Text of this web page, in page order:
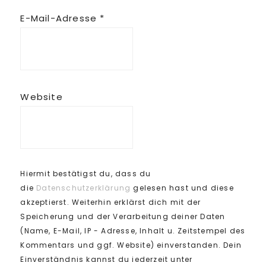
E-Mail-Adresse *
Website
Hiermit bestätigst du, dass du
die Datenschutzerklärung gelesen hast und diese
akzeptierst. Weiterhin erklärst dich mit der
Speicherung und der Verarbeitung deiner Daten
(Name, E-Mail, IP - Adresse, Inhalt u. Zeitstempel des
Kommentars und ggf. Website) einverstanden. Dein
Einverständnis kannst du jederzeit unter